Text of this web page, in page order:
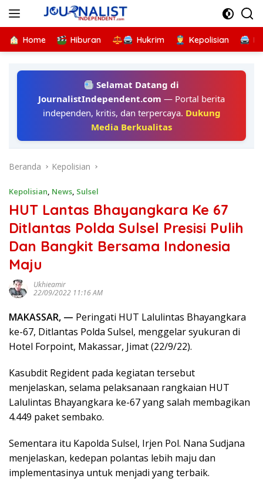
Home Hiburan Hukrim Kepolisian
Selamat Datang di
JournalistIndependent.com — Portal berita
independen, kritis, dan terpercaya. Dukung
Media Berkualitas
Beranda Kepolisian
Kepolisian, News, Sulsel
HUT Lantas Bhayangkara Ke 67
Ditlantas Polda Sulsel Presisi Pulih
Dan Bangkit Bersama Indonesia
Maju
Ukhieamir
22/09/2022 11:16 AM
MAKASSAR, — Peringati HUT Lalulintas Bhayangkara
ke-67, Ditlantas Polda Sulsel, menggelar syukuran di
Hotel Forpoint, Makassar, Jimat (22/9/22).
Kasubdit Regident pada kegiatan tersebut
menjelaskan, selama pelaksanaan rangkaian HUT
Lalulintas Bhayangkara ke-67 yang salah membagikan
4.449 paket sembako.
Sementara itu Kapolda Sulsel, Irjen Pol. Nana Sudjana
menjelaskan, kedepan polantas lebih maju dan
implementasinya untuk menjadi yang terbaik.